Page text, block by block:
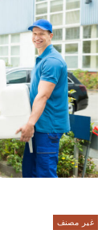
غير مصنف